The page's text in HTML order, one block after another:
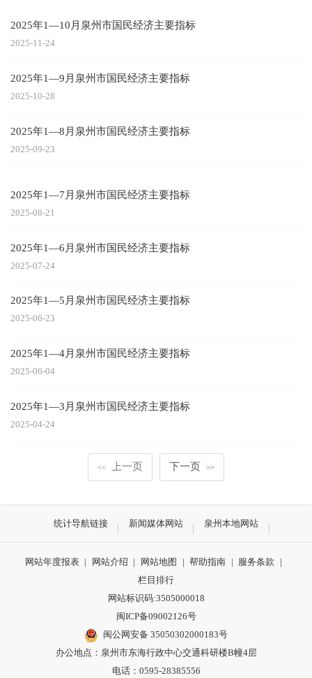
2025年1—10月泉州市国民经济主要指标
2025-11-24
2025年1—9月泉州市国民经济主要指标
2025-10-28
2025年1—8月泉州市国民经济主要指标
2025-09-23
2025年1—7月泉州市国民经济主要指标
2025-08-21
2025年1—6月泉州市国民经济主要指标
2025-07-24
2025年1—5月泉州市国民经济主要指标
2025-06-23
2025年1—4月泉州市国民经济主要指标
2025-06-04
2025年1—3月泉州市国民经济主要指标
2025-04-24
<< 上一页 下一页 >>
统计导航链接 新闻媒体网站 泉州本地网站
网站年度报表 | 网站介绍 | 网站地图 | 帮助指南 | 服务条款
|
栏目排行
网站标识码:3505000018
闽ICP备09002126号
闽公网安备 35050302000183号
办公地点：泉州市东海行政中心交通科研楼B幢4层
电话：0595-28385556